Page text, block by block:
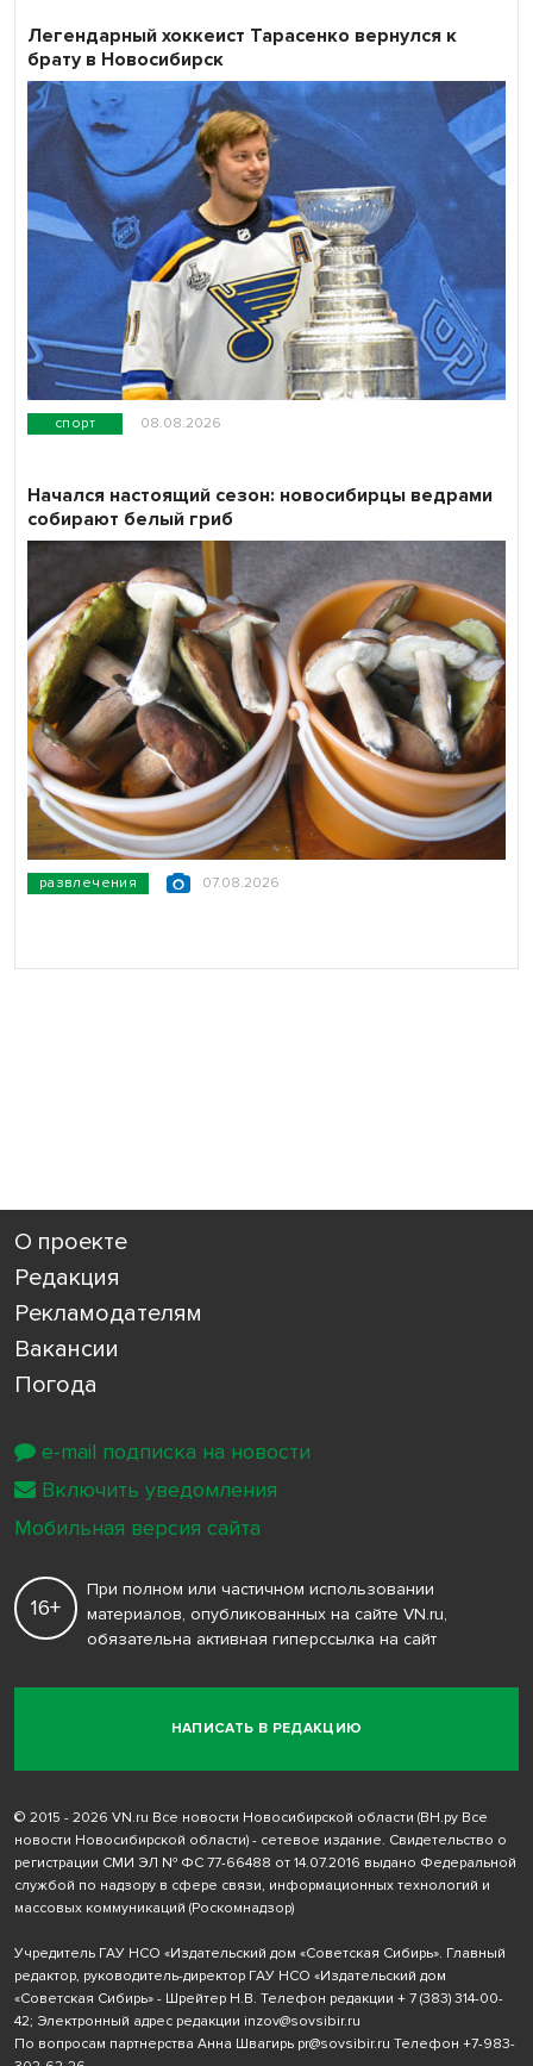
спорт 08.08.2026
Легендарный хоккеист Тарасенко вернулся к
брату в Новосибирск
развлечения 07.08.2026
Начался настоящий сезон: новосибирцы ведрами
собирают белый гриб
О проекте
Редакция
Рекламодателям
Вакансии
Погода
НАПИСАТЬ В РЕДАКЦИЮ
16+
При полном или частичном использовании
материалов, опубликованных на сайте VN.ru,
обязательна активная гиперссылка на сайт
© 2015 - 2026 VN.ru Все новости Новосибирской области (ВН.ру Все
новости Новосибирской области) - сетевое издание. Свидетельство о
регистрации СМИ ЭЛ № ФС 77-66488 от 14.07.2016 выдано Федеральной
службой по надзору в сфере связи, информационных технологий и
массовых коммуникаций (Роскомнадзор)
Учредитель ГАУ НСО «Издательский дом «Советская Сибирь». Главный
редактор, руководитель-директор ГАУ НСО «Издательский дом
«Советская Сибирь» - Шрейтер Н.В. Телефон редакции + 7 (383) 314-00-
42; Электронный адрес редакции inzov@sovsibir.ru
По вопросам партнерства Анна Швагирь pr@sovsibir.ru Телефон +7-983-
e-mail подписка на новости
Включить уведомления
Мобильная версия сайта